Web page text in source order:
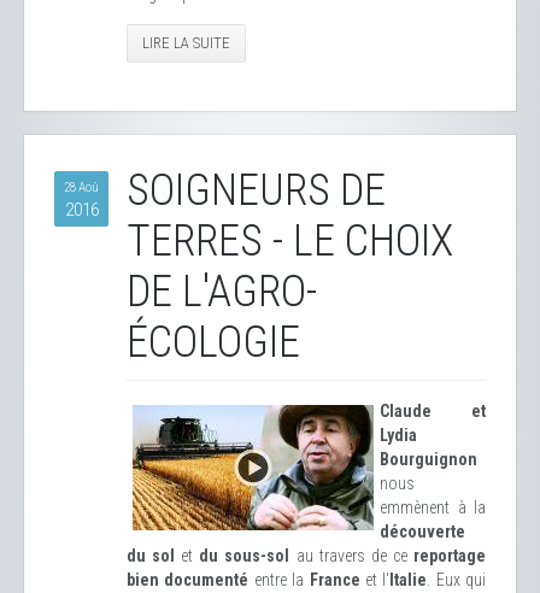
LIRE LA SUITE
28 Aoû
2016
SOIGNEURS DE
TERRES - LE CHOIX
DE L'AGRO-
ÉCOLOGIE
Claude et
Lydia
Bourguignon
nous
emmènent à la
découverte
du sol
et du sous-sol au travers de ce reportage
bien documenté entre la France et l' Italie . Eux qui